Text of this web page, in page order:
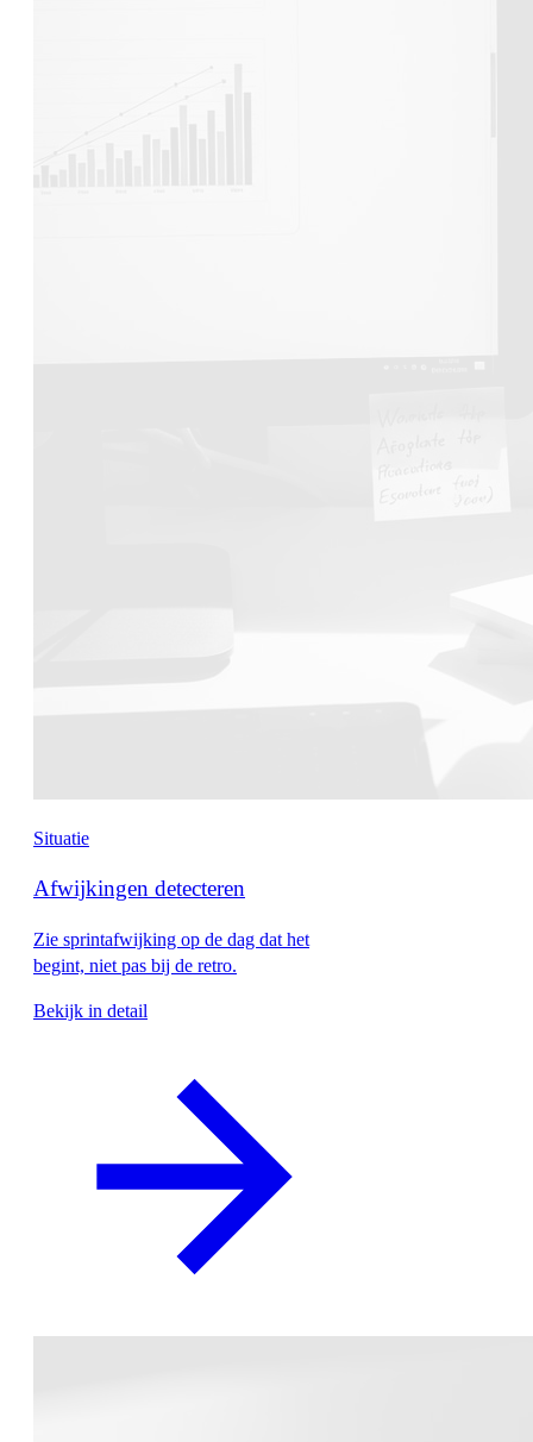
Situatie
Afwijkingen detecteren
Zie sprintafwijking op de dag dat het
begint, niet pas bij de retro.
Bekijk in detail